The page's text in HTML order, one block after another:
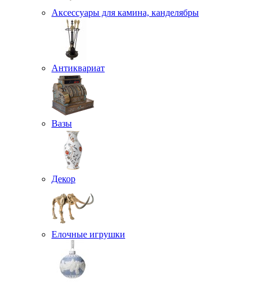
Аксессуары для камина, канделябры
Антиквариат
Вазы
Декор
Елочные игрушки